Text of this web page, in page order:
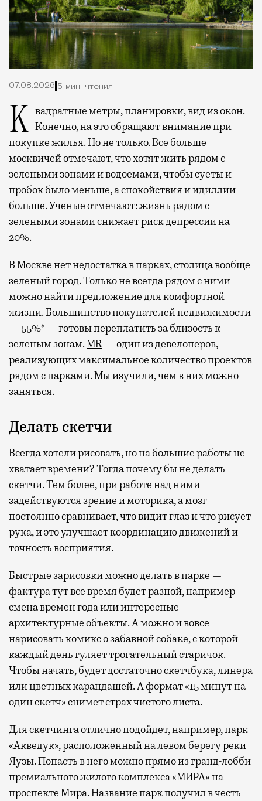
07.08.2026 5 мин. чтения
Квадратные метры, планировки, вид из окон. Конечно, на это обращают внимание при
покупке жилья. Но не только. Все больше
москвичей отмечают, что хотят жить рядом с
зелеными зонами и водоемами, чтобы суеты и
пробок было меньше, а спокойствия и идиллии
больше. Ученые отмечают: жизнь рядом с
зелеными зонами снижает риск депрессии на
20%.
В Москве нет недостатка в парках, столица вообще
зеленый город. Только не всегда рядом с ними
можно найти предложение для комфортной
жизни. Большинство покупателей недвижимости
— 55%* — готовы переплатить за близость к
зеленым зонам.MR — один из девелоперов,
реализующих максимальное количество проектов
рядом с парками. Мы изучили, чем в них можно
заняться.
Делать скетчи
Всегда хотели рисовать, но на большие работы не
хватает времени? Тогда почему бы не делать
скетчи. Тем более, при работе над ними
задействуются зрение и моторика, а мозг
постоянно сравнивает, что видит глаз и что рисует
рука, и это улучшает координацию движений и
точность восприятия.
Быстрые зарисовки можно делать в парке —
фактура тут все время будет разной, например
смена времен года или интересные
архитектурные объекты. А можно и вовсе
нарисовать комикс о забавной собаке, с которой
каждый день гуляет трогательный старичок.
Чтобы начать, будет достаточно скетчбука, линера
или цветных карандашей. А формат «15 минут на
один скетч» снимет страх чистого листа.
Для скетчинга отлично подойдет, например, парк
«Акведук», расположенный на левом берегу реки
Яузы. Попасть в него можно прямо из гранд-лобби
премиального жилого комплекса «МИРА» на
проспекте Мира. Название парк получил в честь